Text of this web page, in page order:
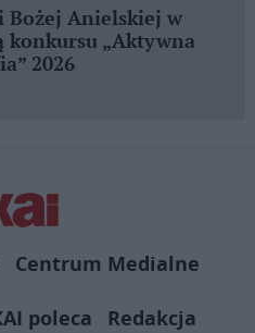
Bożej Anielskiej w
konkursu „Aktywna
2026
Centrum Medialne
poleca
Redakcja